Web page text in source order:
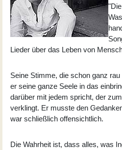
Lieder über das Leben von
Seine Stimme, die schon ganz
er seine ganze Seele in das
darüber mit jedem spricht, der
verklingt. Er musste den
war schließlich offensichtlich.
Die Wahrheit ist, dass alles, was